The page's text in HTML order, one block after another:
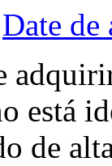
Date de
está
de